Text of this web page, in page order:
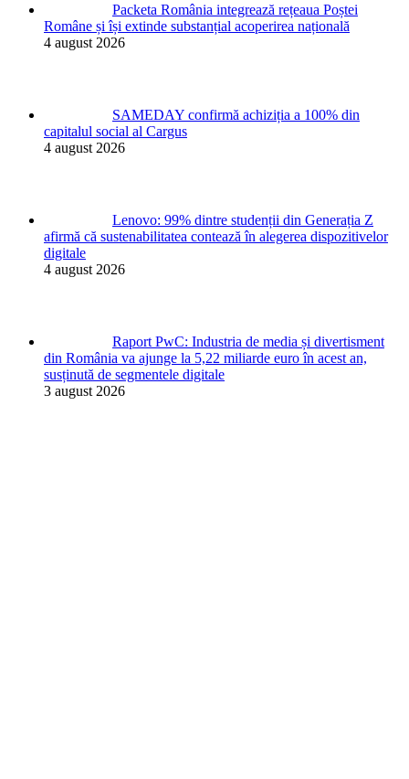
Packeta România integrează rețeaua Poștei
Române și își extinde substanțial acoperirea națională
4 august 2026
SAMEDAY confirmă achiziția a 100% din
capitalul social al Cargus
4 august 2026
Lenovo: 99% dintre studenții din Generația Z
afirmă că sustenabilitatea contează în alegerea dispozitivelor
digitale
4 august 2026
Raport PwC: Industria de media și divertisment
din România va ajunge la 5,22 miliarde euro în acest an,
susținută de segmentele digitale
3 august 2026